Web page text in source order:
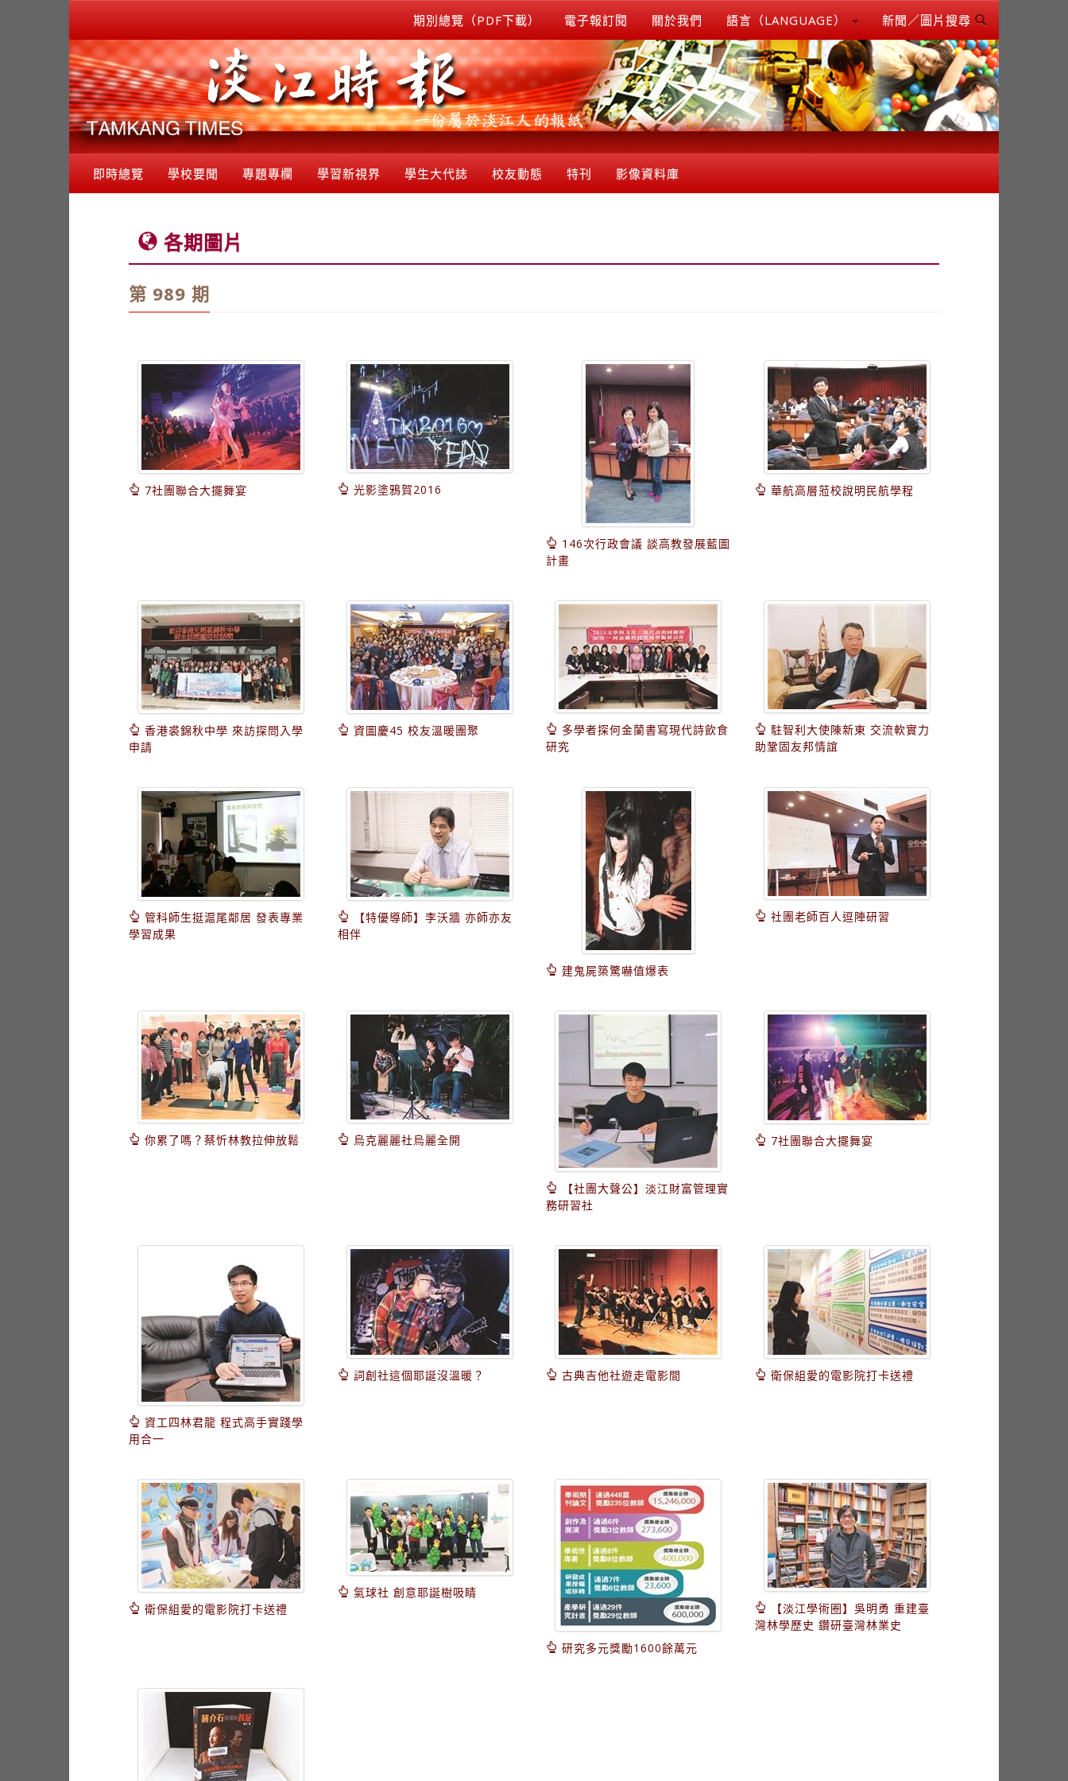
期別總覽（PDF下載） 電子報訂閱 關於我們 語言（LANGUAGE） 新聞／圖片搜尋
即時總覽 學校要聞 專題專欄 學習新視界 學生大代誌 校友動態 特刊 影像資料庫
各期圖片
第 989 期
7社團聯合大擺舞宴 光影塗鴉賀2016
146次行政會議 談高教發展藍圖
計畫
華航高層蒞校說明民航學程
香港裘錦秋中學 來訪探問入學
申請
資圖慶45 校友溫暖團聚
多學者探何金蘭書寫現代詩飲食
研究
駐智利大使陳新東 交流軟實力
助鞏固友邦情誼
管科師生挺滬尾鄰居 發表專業
學習成果
【特優導師】李沃牆 亦師亦友
相伴
建鬼屍築驚嚇值爆表
社團老師百人逗陣研習
你累了嗎？蔡忻林教拉伸放鬆 烏克麗麗社烏麗全開
【社團大聲公】淡江財富管理實
務研習社
7社團聯合大擺舞宴
資工四林君龍 程式高手實踐學
用合一
詞創社這個耶誕沒溫暖？ 古典吉他社遊走電影間 衛保組愛的電影院打卡送禮
衛保組愛的電影院打卡送禮
氣球社 創意耶誕樹吸睛
研究多元獎勵1600餘萬元
【淡江學術圈】吳明勇 重建臺
灣林學歷史 鑽研臺灣林業史